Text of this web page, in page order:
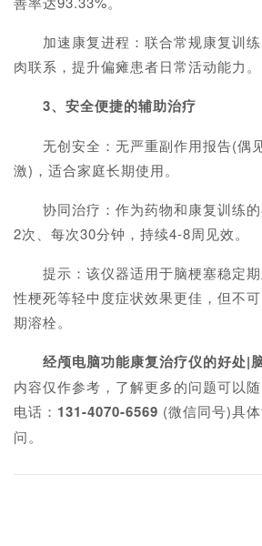
加速康复进程：联合常规康复训练
肉联系，提升偏瘫患者日常活动能力。
3、安全便捷的辅助治疗
无创安全：无严重副作用报告(偶
激)，适合家庭长期使用。
协同治疗：作为药物和康复训练的
2次、每次30分钟，持续4-8周见效。
提示：该仪器适用于脑梗塞稳定期
性梗死等轻中度症状效果更佳，但不
期溶栓。
经颅电脑功能康复治疗仪的好处|
内容仅作参考，了解更多的问题可以
电话： 131-4070-6569 (微信同号)具
问。